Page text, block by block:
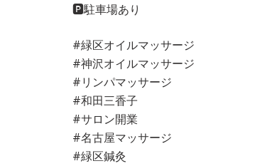
🅿️駐車場あり
#緑区オイルマッサージ
#神沢オイルマッサージ
#リンパマッサージ
#和田三香子
#サロン開業
#名古屋マッサージ
#緑区鍼灸